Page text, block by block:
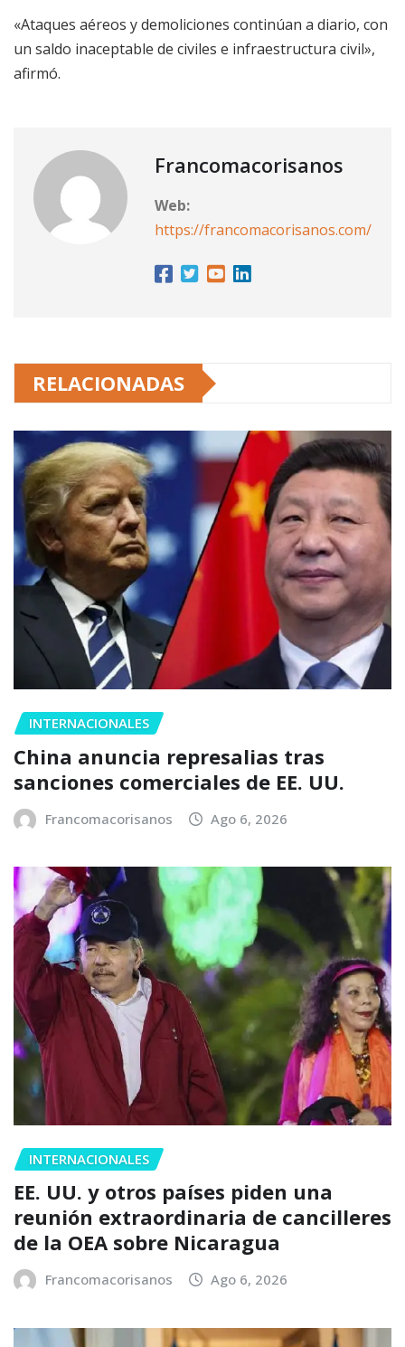
«Ataques aéreos y demoliciones continúan a diario, con
un saldo inaceptable de civiles e infraestructura civil»,
afirmó.
Francomacorisanos
Web:
https://francomacorisanos.com/
RELACIONADAS
INTERNACIONALES
China anuncia represalias tras
sanciones comerciales de EE. UU.
Francomacorisanos Ago 6, 2026
INTERNACIONALES
EE. UU. y otros países piden una
reunión extraordinaria de cancilleres
de la OEA sobre Nicaragua
Francomacorisanos Ago 6, 2026